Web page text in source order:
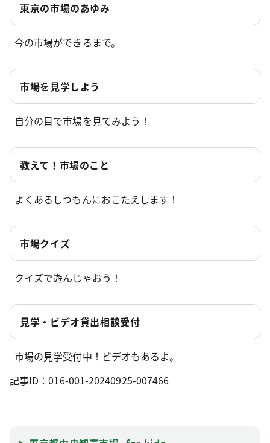
東京の市場のあゆみ
今の市場ができるまで。
市場を見学しよう
自分の目で市場を見てみよう！
教えて！市場のこと
よくあるしつもんにおこたえします！
市場クイズ
クイズで遊んじゃおう！
見学・ビデオ貸出相談受付
市場の見学受付中！ビデオもあるよ。
記事ID：016-001-20240925-007466